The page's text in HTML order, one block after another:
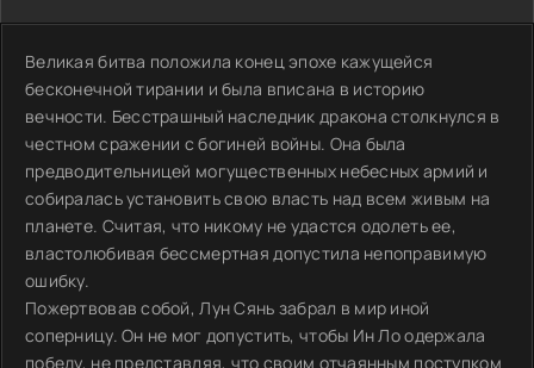
Великая битва положила конец эпохе кажущейся
бесконечной тирании и была вписана в историю
вечности. Бесстрашный наследник дракона столкнулся в
честном сражении с богиней войны. Она была
предводительницей могущественных небесных армий и
собиралась установить свою власть над всем живым на
планете. Считая, что никому не удастся одолеть ее,
властолюбивая бессмертная допустила непоправимую
ошибку.
Пожертвовав собой, Лун Сянь забрал в мир иной
соперницу. Он не мог допустить, чтобы Ин Ло одержала
победу, не представляя, что своим отчаянным поступком